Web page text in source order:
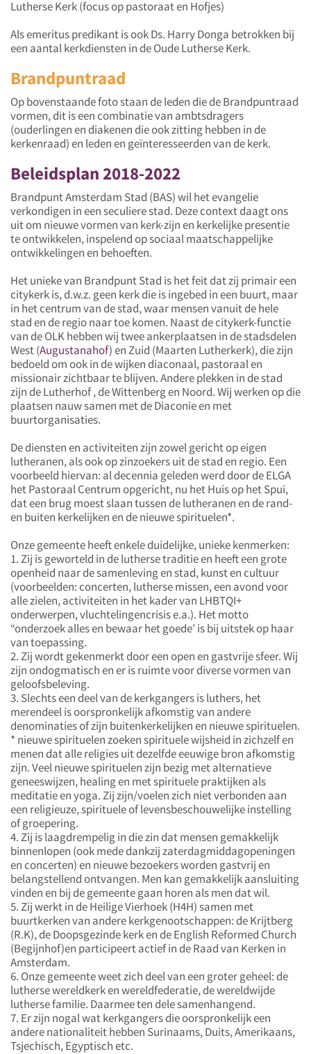
Lutherse Kerk (focus op pastoraat en Hofjes)
Als emeritus predikant is ook Ds. Harry Donga betrokken bij
een aantal kerkdiensten in de Oude Lutherse Kerk.
Brandpuntraad
Op bovenstaande foto staan de leden die de Brandpuntraad
vormen, dit is een combinatie van ambtsdragers
(ouderlingen en diakenen die ook zitting hebben in de
kerkenraad) en leden en geïnteresseerden van de kerk.
Beleidsplan 2018-2022
Brandpunt Amsterdam Stad (BAS) wil het evangelie
verkondigen in een seculiere stad. Deze context daagt ons
uit om nieuwe vormen van kerk-zijn en kerkelijke presentie
te ontwikkelen, inspelend op sociaal maatschappelijke
ontwikkelingen en behoeften.
Het unieke van Brandpunt Stad is het feit dat zij primair een
citykerk is, d.w.z. geen kerk die is ingebed in een buurt, maar
in het centrum van de stad, waar mensen vanuit de hele
stad en de regio naar toe komen. Naast de citykerk-functie
van de OLK hebben wij twee ankerplaatsen in de stadsdelen
West (Augustanahof) en Zuid (Maarten Lutherkerk), die zijn
bedoeld om ook in de wijken diaconaal, pastoraal en
missionair zichtbaar te blijven. Andere plekken in de stad
zijn de Lutherhof , de Wittenberg en Noord. Wij werken op die
plaatsen nauw samen met de Diaconie en met
buurtorganisaties.
De diensten en activiteiten zijn zowel gericht op eigen
lutheranen, als ook op zinzoekers uit de stad en regio. Een
voorbeeld hiervan: al decennia geleden werd door de ELGA
het Pastoraal Centrum opgericht, nu het Huis op het Spui,
dat een brug moest slaan tussen de lutheranen en de rand-
en buiten kerkelijken en de nieuwe spirituelen*.
Onze gemeente heeft enkele duidelijke, unieke kenmerken:
1. Zij is geworteld in de lutherse traditie en heeft een grote
openheid naar de samenleving en stad, kunst en cultuur
(voorbeelden: concerten, lutherse missen, een avond voor
alle zielen, activiteiten in het kader van LHBTQI+
onderwerpen, vluchtelingencrisis e.a.). Het motto
“onderzoek alles en bewaar het goede’ is bij uitstek op haar
van toepassing.
2. Zij wordt gekenmerkt door een open en gastvrije sfeer. Wij
zijn ondogmatisch en er is ruimte voor diverse vormen van
geloofsbeleving.
3. Slechts een deel van de kerkgangers is luthers, het
merendeel is oorspronkelijk afkomstig van andere
denominaties of zijn buitenkerkelijken en nieuwe spirituelen.
* nieuwe spirituelen zoeken spirituele wijsheid in zichzelf en
menen dat alle religies uit dezelfde eeuwige bron afkomstig
zijn. Veel nieuwe spirituelen zijn bezig met alternatieve
geneeswijzen, healing en met spirituele praktijken als
meditatie en yoga. Zij zijn/voelen zich niet verbonden aan
een religieuze, spirituele of levensbeschouwelijke instelling
of groepering.
4. Zij is laagdrempelig in die zin dat mensen gemakkelijk
binnenlopen (ook mede dankzij zaterdagmiddagopeningen
en concerten) en nieuwe bezoekers worden gastvrij en
belangstellend ontvangen. Men kan gemakkelijk aansluiting
vinden en bij de gemeente gaan horen als men dat wil.
5. Zij werkt in de Heilige Vierhoek (H4H) samen met
buurtkerken van andere kerkgenootschappen: de Krijtberg
(R.K), de Doopsgezinde kerk en de English Reformed Church
(Begijnhof)en participeert actief in de Raad van Kerken in
Amsterdam.
6. Onze gemeente weet zich deel van een groter geheel: de
lutherse wereldkerk en wereldfederatie, de wereldwijde
lutherse familie. Daarmee ten dele samenhangend.
7. Er zijn nogal wat kerkgangers die oorspronkelijk een
andere nationaliteit hebben Surinaams, Duits, Amerikaans,
Tsjechisch, Egyptisch etc.